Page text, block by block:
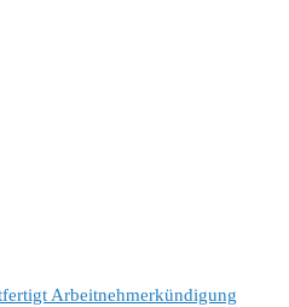
Arbeitnehmerkündigung